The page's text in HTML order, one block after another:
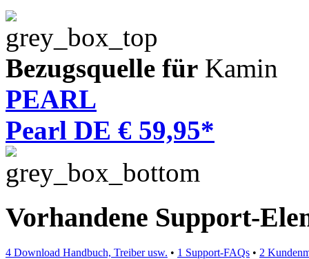
Bezugsquelle für Kamin
PEARL
Pearl DE € 59,95*
Vorhandene Support-
4 Download Handbuch, Treiber usw. • 1 Support-FAQs • 2